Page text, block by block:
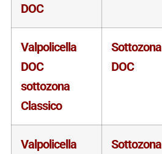
DOC
Valpolicella
DOC
sottozona
Classico
Sottozona
DOC
Valpolicella
Sottozona